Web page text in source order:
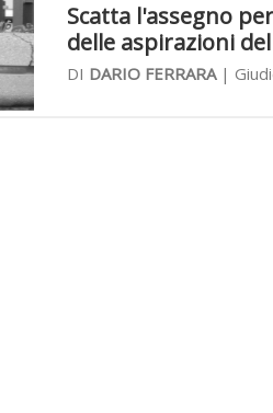
Scatta l'assegno
delle aspirazioni
DI DARIO FERRARA|